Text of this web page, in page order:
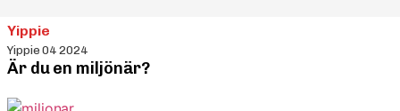
Yippie
Yippie 04 2024
Är du en miljönär?